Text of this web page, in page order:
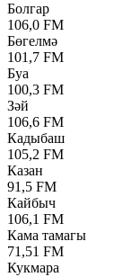
Болгар
106,0 FM
Бөгелмә
101,7 FM
Буа
100,3 FM
Зәй
106,6 FM
Кадыбаш
105,2 FM
Казан
91,5 FM
Кайбыч
106,1 FM
Кама тамагы
71,51 FM
Кукмара